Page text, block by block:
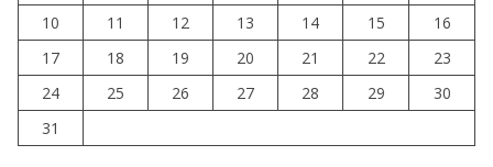
10
11 12 13 14 15
16
17
18 19 20 21 22
23
24
25 26 27 28 29
30
31